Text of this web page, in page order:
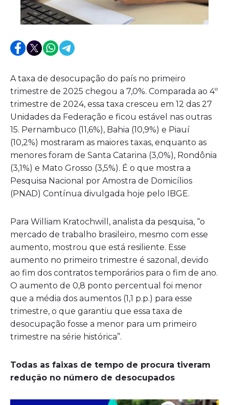
A taxa de desocupação do país no primeiro
trimestre de 2025 chegou a 7,0%. Comparada ao 4º
trimestre de 2024, essa taxa cresceu em 12 das 27
Unidades da Federação e ficou estável nas outras
15. Pernambuco (11,6%), Bahia (10,9%) e Piauí
(10,2%) mostraram as maiores taxas, enquanto as
menores foram de Santa Catarina (3,0%), Rondônia
(3,1%) e Mato Grosso (3,5%). É o que mostra a
Pesquisa Nacional por Amostra de Domicílios
(PNAD) Contínua divulgada hoje pelo IBGE.
Para William Kratochwill, analista da pesquisa, “o
mercado de trabalho brasileiro, mesmo com esse
aumento, mostrou que está resiliente. Esse
aumento no primeiro trimestre é sazonal, devido
ao fim dos contratos temporários para o fim de ano.
O aumento de 0,8 ponto percentual foi menor
que a média dos aumentos (1,1 p.p.) para esse
trimestre, o que garantiu que essa taxa de
desocupação fosse a menor para um primeiro
trimestre na série histórica”.
Todas as faixas de tempo de procura tiveram
redução no número de desocupados